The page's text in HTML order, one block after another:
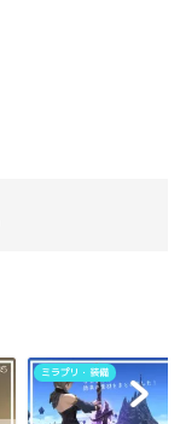
ミラプリ・装備